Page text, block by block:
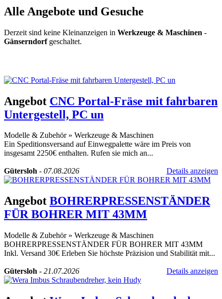
Alle Angebote und Gesuche
Derzeit sind keine Kleinanzeigen in Werkzeuge & Maschinen -
Gänserndorfgeschaltet.
Angebot CNC Portal-Fräse mit fahrbaren
Untergestell, PC un
Modelle & Zubehör » Werkzeuge & Maschinen
Ein Speditionsversand auf Einwegpalette wäre im Preis von
insgesamt 2250€ enthalten. Rufen sie mich an...
Gütersloh - 07.08.2026 Details anzeigen
Angebot BOHRERPRESSENSTÄNDER
FÜR BOHRER MIT 43MM
Modelle & Zubehör » Werkzeuge & Maschinen
BOHRERPRESSENSTÄNDER FÜR BOHRER MIT 43MM
Inkl. Versand 30€ Erleben Sie höchste Präzision und Stabilität mit...
Gütersloh - 21.07.2026 Details anzeigen